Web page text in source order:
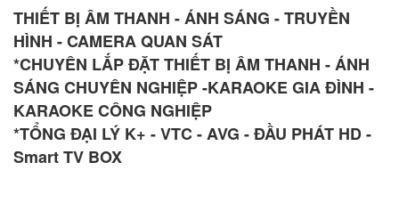
THIẾT BỊ ÂM THANH - ÁNH SÁNG - TRUYỀN
HÌNH - CAMERA QUAN SÁT
*CHUYÊN LẮP ĐẶT THIẾT BỊ ÂM THANH - ÁNH
SÁNG CHUYÊN NGHIỆP -KARAOKE GIA ĐÌNH -
KARAOKE CÔNG NGHIỆP
*TỔNG ĐẠI LÝ K+ - VTC - AVG - ĐẦU PHÁT HD -
Smart TV BOX